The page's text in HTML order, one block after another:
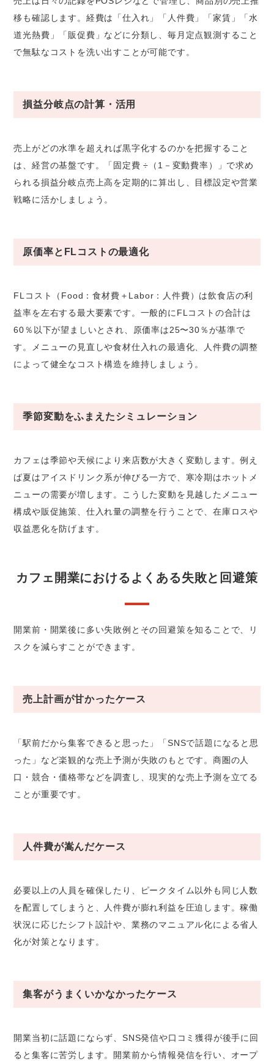
移も確認します。経費は「仕入れ」「人件費」「家賃」「水
道光熱費」「販促費」などに分類し、毎月定点観測すること
で無駄なコストを洗い出すことが可能です。
損益分岐点の計算・活用
売上がどの水準を超えれば黒字化するのかを把握すること
は、経営の基盤です。「固定費 ÷（1－変動費率）」で求め
られる損益分岐点売上高を定期的に算出し、目標設定や営業
戦略に活かしましょう。
原価率とFLコストの最適化
FLコスト（Food：食材費＋Labor：人件費）は飲食店の利
益率を左右する最大要素です。一般的にFLコストの合計は
60％以下が望ましいとされ、原価率は25〜30％が基準で
す。メニューの見直しや食材仕入れの最適化、人件費の調整
によって健全なコスト構造を維持しましょう。
季節変動をふまえたシミュレーション
カフェは季節や天候により来店数が大きく変動します。例え
ば夏はアイスドリンク系が伸びる一方で、寒冷期はホットメ
ニューの需要が増します。こうした変動を見越したメニュー
構成や販促施策、仕入れ量の調整を行うことで、在庫ロスや
収益悪化を防げます。
カフェ開業におけるよくある失敗と回避策
開業前・開業後に多い失敗例とその回避策を知ることで、リ
スクを減らすことができます。
売上計画が甘かったケース
「駅前だから集客できると思った」「SNSで話題になると思
った」など楽観的な売上予測が失敗のもとです。商圏の人
口・競合・価格帯などを調査し、現実的な売上予測を立てる
ことが重要です。
人件費が嵩んだケース
必要以上の人員を確保したり、ピークタイム以外も同じ人数
を配置してしまうと、人件費が膨れ利益を圧迫します。稼働
状況に応じたシフト設計や、業務のマニュアル化による省人
化が対策となります。
集客がうまくいかなかったケース
開業当初に話題にならず、SNS発信や口コミ獲得が後手に回
ると集客に苦労します。開業前から情報発信を行い、オープ